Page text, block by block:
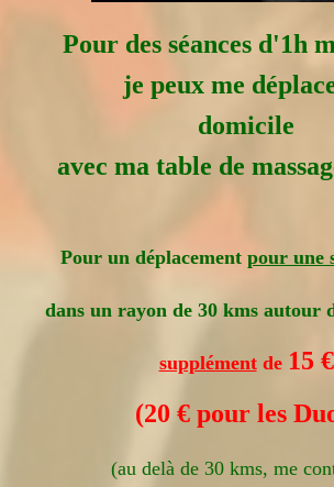
Pour des séances d'1h
je peux me
domicile
avec ma table de
Pour un déplacement pour une
dans un rayon de 30 kms autour
supplémentde 15 €
(20 € pour les
(au delà de 30 kms, me